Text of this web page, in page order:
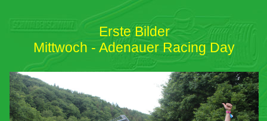
Erste Bilder
Mittwoch - Adenauer Racing Day